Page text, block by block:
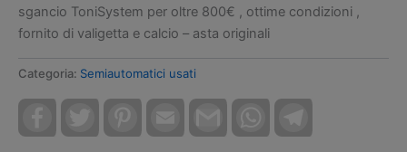
sgancio ToniSystem per oltre 800€ , ottime condizioni ,
fornito di valigetta e calcio – asta originali
Categoria: Semiautomatici usati
FacebookTwitter Pinterest Email Gmail WhatsApp